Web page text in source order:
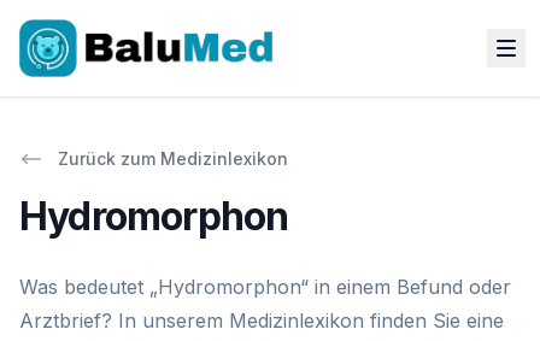
Zurück zum Medizinlexikon
Hydromorphon
Was bedeutet „Hydromorphon“ in einem Befund oder
Arztbrief? In unserem Medizinlexikon finden Sie eine